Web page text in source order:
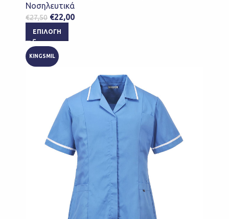
Νοσηλευτικά
€27,50 €22,00
ΕΠΙΛΟΓΉ
KINGSMIL